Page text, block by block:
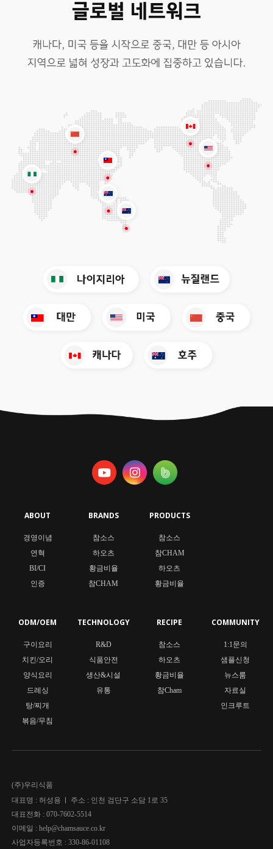
ABOUT
경영이념
연혁
BI/CI
인증
BRANDS
참소스
하오츠
황금비율
참CHAM
PRODUCTS
참소스
참CHAM
하오츠
황금비율
ODM/OEM
구이요리
치킨/오리
양식요리
드레싱
탕/찌개
볶음/무침
TECHNOLOGY
R&D
식품안전
생산&시설
유통
RECIPE
참소스
하오츠
황금비율
참Cham
COMMUNITY
1:1문의
샘플신청
뉴스룸
자료실
인크루트
(주)우리식품
대표명 : 허성용
주소 : 인천 검단구 소담 1로 35
대표전화 : 070-7602-5514
이메일 : help@chamsauce.co.kr
사업자등록번호 : 330-86-01108